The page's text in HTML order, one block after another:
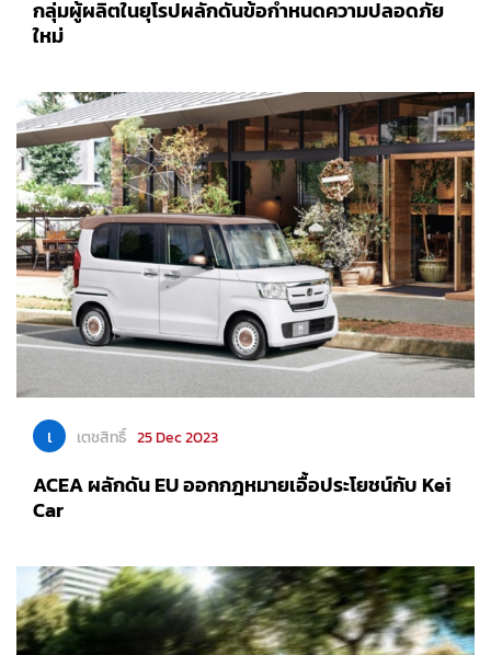
กลุ่มผู้ผลิตในยุโรปผลักดันข้อกำหนดความปลอดภัย
ใหม่
เ เตชสิทธิ์ 25 Dec 2023
ACEA ผลักดัน EU ออกกฎหมายเอื้อประโยชน์กับ Kei
Car